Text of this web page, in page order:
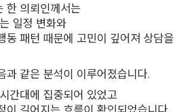
한 의뢰인께서는
일정 변화와
동 패턴 때문에 고민이 깊어져 상담을
과 같은 분석이 이루어졌습니다.
간대에 집중되어 있었고